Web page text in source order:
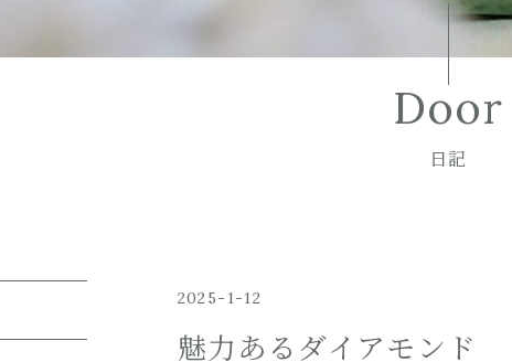
Door
日記
2025-1-12
魅力あるダイアモンド